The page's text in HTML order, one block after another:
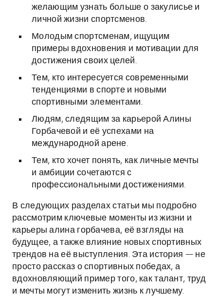
желающим узнать больше о закулисье и
личной жизни спортсменов.
Молодым спортсменам, ищущим
примеры вдохновения и мотивации для
достижения своих целей.
Тем, кто интересуется современными
тенденциями в спорте и новыми
спортивными элементами.
Людям, следящим за карьерой Алины
Горбачевой и её успехами на
международной арене.
Тем, кто хочет понять, как личные мечты
и амбиции сочетаются с
профессиональными достижениями.
В следующих разделах статьи мы подробно
рассмотрим ключевые моменты из жизни и
карьеры алина горбачева, её взгляды на
будущее, а также влияние новых спортивных
трендов на её выступления. Эта история — не
просто рассказ о спортивных победах, а
вдохновляющий пример того, как талант, труд
и мечты могут изменить жизнь к лучшему.